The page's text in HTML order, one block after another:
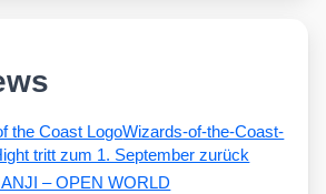
Wizards-of-the-Coast-
tritt zum 1. September zurück
– OPEN WORLD